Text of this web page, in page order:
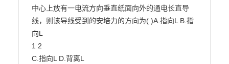
中心上放有一电流方向垂直纸面向外的通电长直导
线，则该导线受到的安培力的方向为( )A.指向L B.指
向L
1 2
C.指向L D.背离L